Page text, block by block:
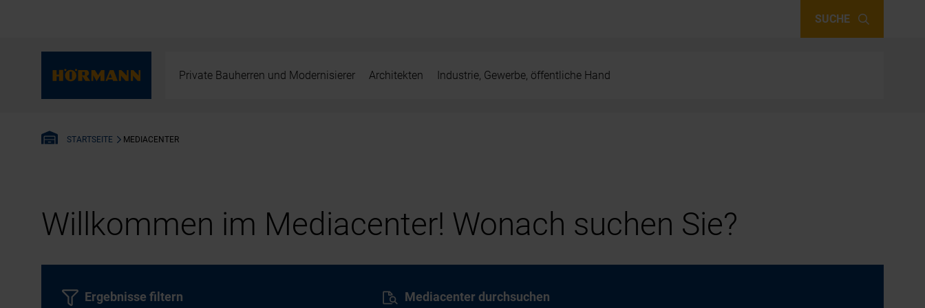
SUCHE
Private Bauherren und Modernisierer Architekten Industrie, Gewerbe, öffentliche Hand
STARTSEITE MEDIACENTER
Willkommen im Mediacenter! Wonach suchen Sie?
Mediacenter durchsuchen
Ergebnisse filtern